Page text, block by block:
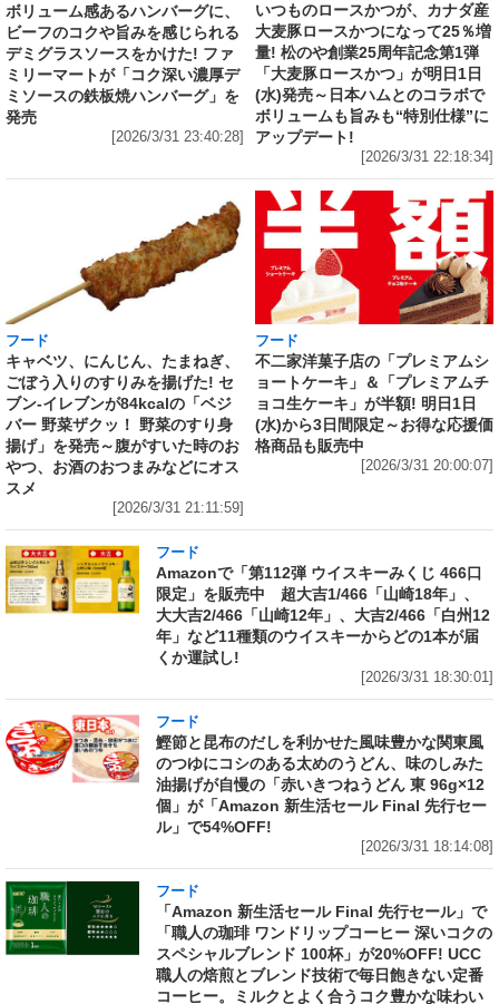
ボリューム感あるハンバーグに、
ビーフのコクや旨みを感じられる
デミグラスソースをかけた! ファ
ミリーマートが「コク深い濃厚デ
ミソースの鉄板焼ハンバーグ」を
発売
[2026/3/31 23:40:28]
いつものロースかつが、カナダ産
大麦豚ロースかつになって25％増
量! 松のや創業25周年記念第1弾
「大麦豚ロースかつ」が明日1日
(水)発売～日本ハムとのコラボで
ボリュームも旨みも“特別仕様”に
アップデート!
[2026/3/31 22:18:34]
フード
キャベツ、にんじん、たまねぎ、
ごぼう入りのすりみを揚げた! セ
ブン‐イレブンが84kcalの「ベジ
バー 野菜ザクッ！ 野菜のすり身
揚げ」を発売～腹がすいた時のお
やつ、お酒のおつまみなどにオス
スメ
[2026/3/31 21:11:59]
フード
不二家洋菓子店の「プレミアムシ
ョートケーキ」＆「プレミアムチ
ョコ生ケーキ」が半額! 明日1日
(水)から3日間限定～お得な応援価
格商品も販売中
[2026/3/31 20:00:07]
フード
Amazonで「第112弾 ウイスキーみくじ 466口
限定」を販売中 超大吉1/466「山崎18年」、
大大吉2/466「山崎12年」、大吉2/466「白州12
年」など11種類のウイスキーからどの1本が届
くか運試し!
[2026/3/31 18:30:01]
フード
鰹節と昆布のだしを利かせた風味豊かな関東風
のつゆにコシのある太めのうどん、味のしみた
油揚げが自慢の「赤いきつねうどん 東 96g×12
個」が「Amazon 新生活セール Final 先行セー
ル」で54%OFF!
[2026/3/31 18:14:08]
フード
「Amazon 新生活セール Final 先行セール」で
「職人の珈琲 ワンドリップコーヒー 深いコクの
スペシャルブレンド 100杯」が20%OFF! UCC
職人の焙煎とブレンド技術で毎日飽きない定番
コーヒー。ミルクとよく合うコク豊かな味わい